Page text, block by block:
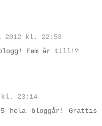
2012 kl. 22:53
Fem år till!?
kl. 23:14
hela bloggår! Grattis